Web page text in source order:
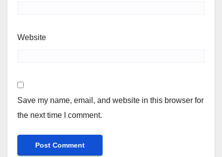
Website
Save my name, email, and website in this browser for
the next time I comment.